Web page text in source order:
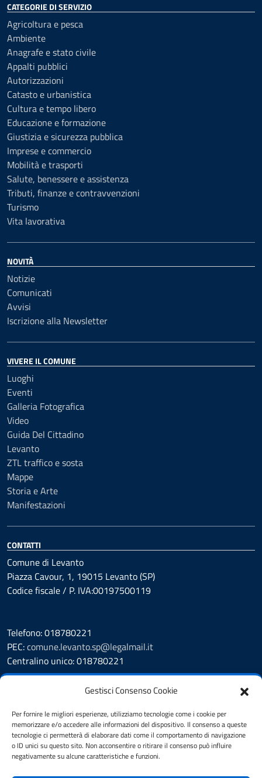
Gestisci Consenso Cookie
Per fornire le migliori esperienze, utilizziamo tecnologie come i cookie per
memorizzare e/o accedere alle informazioni del dispositivo. Il consenso a queste
tecnologie ci permetterà di elaborare dati come il comportamento di navigazione
o ID unici su questo sito. Non acconsentire o ritirare il consenso può influire
negativamente su alcune caratteristiche e funzioni.
CATEGORIE DI SERVIZIO
Agricoltura e pesca
Ambiente
Anagrafe e stato civile
Appalti pubblici
Autorizzazioni
Catasto e urbanistica
Cultura e tempo libero
Educazione e formazione
Giustizia e sicurezza pubblica
Imprese e commercio
Mobilità e trasporti
Salute, benessere e assistenza
Tributi, finanze e contravvenzioni
Turismo
Vita lavorativa
NOVITÀ
Notizie
Comunicati
Avvisi
Iscrizione alla Newsletter
VIVERE IL COMUNE
Luoghi
Eventi
Galleria Fotografica
Video
Guida Del Cittadino
Levanto
ZTL traffico e sosta
Mappe
Storia e Arte
Manifestazioni
CONTATTI
Comune di Levanto
Piazza Cavour, 1, 19015 Levanto (SP)
Codice fiscale / P. IVA:00197500119
Telefono: 018780221
PEC:comune.levanto.sp@legalmail.it
Centralino unico: 018780221
Prenotazione appuntamento
Segnalazione disservizio
Whistleblowing
Amministrazione Trasparente
Albo Pretorio